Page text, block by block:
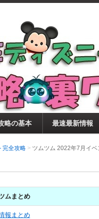
ィズニー ツム
痒いところに手が届くツム
報をいち早く提供するとと
サイトを目指しています。
略の基本 最速最新情報
完全攻略 ツムツム 2022年7月イ
ムまとめ
報まとめ